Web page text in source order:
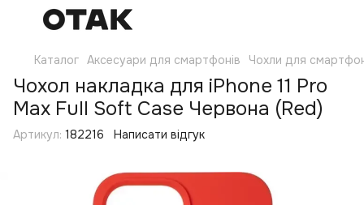
Каталог Аксесуари для смартфонів Чохли для
Чохол накладка для iPhone 11 Pro
Max Full Soft Case Червона (Red)
Артикул: 182216 Написати відгук